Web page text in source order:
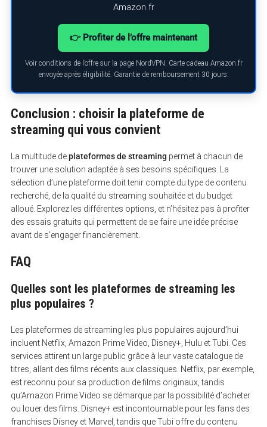
Amazon.fr
👉 Profiter de l’offre maintenant
Voir conditions de l’offre sur la page NordVPN. Carte cadeau Amazon.fr
envoyée après éligibilité. Garantie de remboursement 30 jours.
Conclusion : choisir la plateforme de
streaming qui vous convient
La multitude deplateformes de streaming permet à chacun de
trouver une solution adaptée à ses besoins spécifiques. La
sélection d’une plateforme doit tenir compte du type de contenu
recherché, de la qualité du streaming souhaitée et du budget
alloué. Explorez les différentes options, et n’hésitez pas à profiter
des essais gratuits qui permettent de se faire une idée précise
avant de s’engager financièrement.
FAQ
Quelles sont les plateformes de streaming les
plus populaires ?
Les plateformes de streaming les plus populaires aujourd’hui
incluent Netflix, Amazon Prime Video, Disney+, Hulu et Tubi. Ces
services attirent un large public grâce à leur vaste catalogue de
titres, allant des films récents aux classiques. Netflix, par exemple,
est reconnu pour sa production de films originaux, tandis
qu’Amazon Prime Video se démarque par la possibilité d’acheter
ou louer des films. Disney+ est incontournable pour les fans des
franchises Disney et Marvel, tandis que Tubi offre du contenu